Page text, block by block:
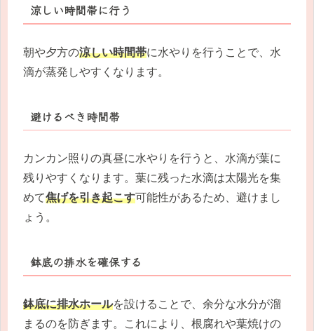
涼しい時間帯に行う
朝や夕方の涼しい時間帯に水やりを行うことで、水
滴が蒸発しやすくなります。
避けるべき時間帯
カンカン照りの真昼に水やりを行うと、水滴が葉に
残りやすくなります。葉に残った水滴は太陽光を集
めて焦げを引き起こす可能性があるため、避けまし
ょう。
鉢底の排水を確保する
鉢底に排水ホールを設けることで、余分な水分が溜
まるのを防ぎます。これにより、根腐れや葉焼けの